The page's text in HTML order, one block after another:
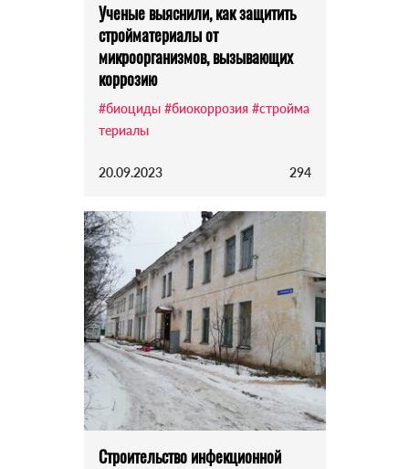
Ученые выяснили, как защитить
стройматериалы от
микроорганизмов, вызывающих
коррозию
#биоциды #биокоррозия #стройма
териалы
20.09.2023 294
Строительство инфекционной